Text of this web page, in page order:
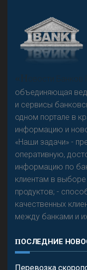
Резкого
«Н
овости Банков
объединяющая
и сервисы
одном портале в
информацию и
«Наши задачи» -
оперативную,
информацию по
клиентам в
продуктов; -
качественных
между банками и
ПОСЛЕДНИЕ
Перевозка